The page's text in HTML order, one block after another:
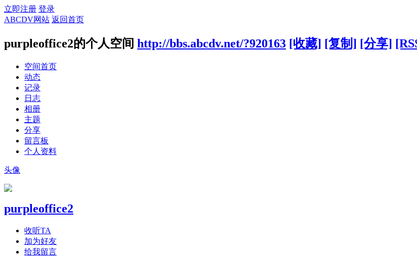
立即注册 登录
ABCDV网站 返回首页
purpleoffice2的个人空间 http://bbs.abcdv.net/?920163 [收藏] [复制] [分享]
空间首页
动态
记录
日志
相册
主题
分享
留言板
个人资料
头像
purpleoffice2
收听TA
加为好友
给我留言